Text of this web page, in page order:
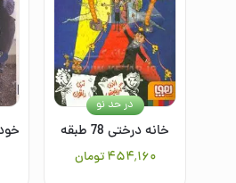
خانه درختی 78 طبقه
۴۵۴٬۱۶۰ تومان
در حد نو